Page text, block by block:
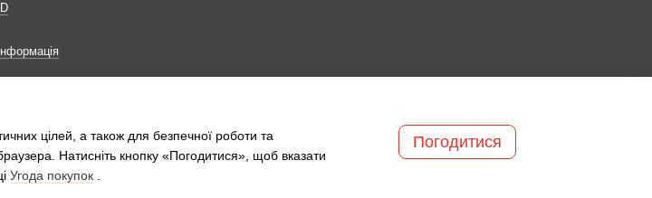
цілей, а також для безпечної роботи та
Натисніть кнопку «Погодитися», щоб вказати
Угода покупок
Погодитися